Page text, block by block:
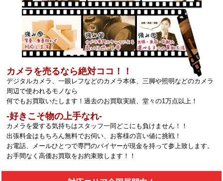
カメラを売るなら絶対ココ！！
デジタルカメラ、一眼レフなどのカメラ本体、三脚や照明などのカメラ
周辺で使われるモノなら
何でもお買取いたします！過去のお買取実績、堂々の1万点以上！
‐好きこそ物の上手なれ‐
カメラを愛する気持ちはスタッフ一同どこにも負けません！！
出張料金はもちろん無料でお伺い、お客様の言い値に挑戦！
お電話、メールひとつで専門のバイヤーが現金を持って参上致します。
お手間なく高価お買取をお約束致します！！